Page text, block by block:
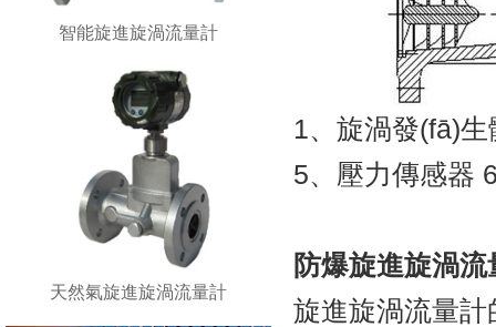
智能旋進旋渦流量計
天然氣旋進旋渦流量計
1、旋渦發
5、壓力傳感器
防爆旋進旋渦流
旋進旋渦流量計